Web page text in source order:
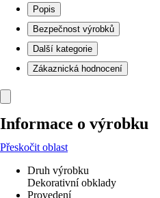
Popis
Bezpečnost výrobků
Další kategorie
Zákaznická hodnocení
Informace o výrobku
Přeskočit oblast
Druh výrobku
Dekorativní obklady
Provedení